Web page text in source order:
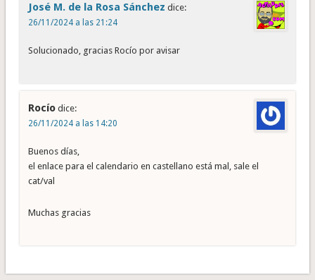
José M. de la Rosa Sánchez dice:
26/11/2024 a las 21:24
Solucionado, gracias Rocío por avisar
Rocío dice:
26/11/2024 a las 14:20
Buenos días,
el enlace para el calendario en castellano está mal, sale el
cat/val
Muchas gracias